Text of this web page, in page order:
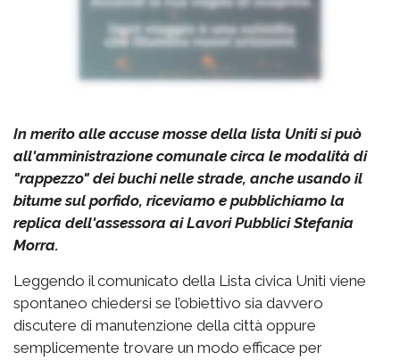
In merito alle accuse mosse della lista Uniti si può
all'amministrazione comunale circa le modalità di
"rappezzo" dei buchi nelle strade, anche usando il
bitume sul porfido, riceviamo e pubblichiamo la
replica dell'assessora ai Lavori Pubblici Stefania
Morra.
Leggendo il comunicato della Lista civica Uniti viene
spontaneo chiedersi se l’obiettivo sia davvero
discutere di manutenzione della città oppure
semplicemente trovare un modo efficace per